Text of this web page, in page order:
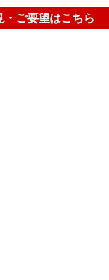
ご要望はこちら